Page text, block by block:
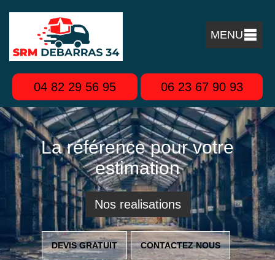
MENU
04 82 29 56 95 06 23 67 90 93
La référence pour votre
estimation
Nos realisations
DEVIS GRATUIT CONTACTEZ NOUS